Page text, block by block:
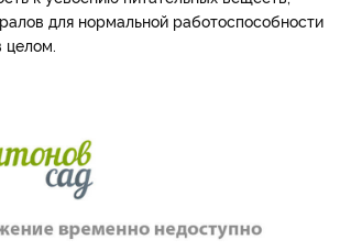
для нормальной работоспособности
целом.